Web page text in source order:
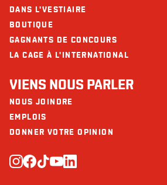
DANS L'VESTIAIRE
BOUTIQUE
GAGNANTS DE CONCOURS
LA CAGE À L'INTERNATIONAL
VIENS NOUS PARLER
NOUS JOINDRE
EMPLOIS
DONNER VOTRE OPINION